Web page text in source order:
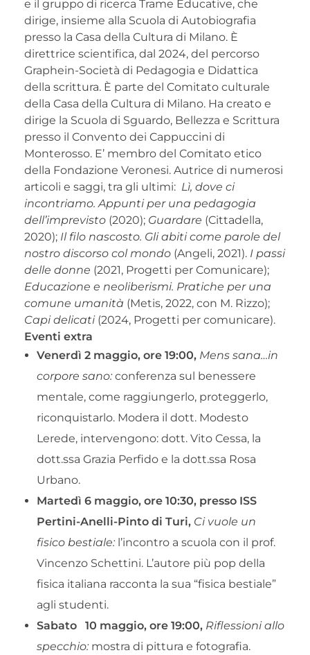
e il gruppo di ricerca Trame Educative, che
dirige, insieme alla Scuola di Autobiografia
presso la Casa della Cultura di Milano. È
direttrice scientifica, dal 2024, del percorso
Graphein-Società di Pedagogia e Didattica
della scrittura. È parte del Comitato culturale
della Casa della Cultura di Milano. Ha creato e
dirige la Scuola di Sguardo, Bellezza e Scrittura
presso il Convento dei Cappuccini di
Monterosso. E’ membro del Comitato etico
della Fondazione Veronesi. Autrice di numerosi
articoli e saggi, tra gli ultimi: Lì, dove ci
incontriamo. Appunti per una pedagogia
dell’imprevisto (2020); Guardare (Cittadella,
2020); Il filo nascosto. Gli abiti come parole del
nostro discorso col mondo (Angeli, 2021). I passi
delle donne (2021, Progetti per Comunicare);
Educazione e neoliberismi. Pratiche per una
comune umanità (Metis, 2022, con M. Rizzo);
Capi delicati(2024, Progetti per comunicare).
Eventi extra
Venerdì 2 maggio, ore 19:00, Mens sana…in
corpore sano: conferenza sul benessere
mentale, come raggiungerlo, proteggerlo,
riconquistarlo. Modera il dott. Modesto
Lerede, intervengono: dott. Vito Cessa, la
dott.ssa Grazia Perfido e la dott.ssa Rosa
Urbano.
Martedì 6 maggio, ore 10:30, presso ISS
Pertini-Anelli-Pinto di Turi, Ci vuole un
fisico bestiale: l’incontro a scuola con il prof.
Vincenzo Schettini. L’autore più pop della
fisica italiana racconta la sua “fisica bestiale”
agli studenti.
Sabato 10 maggio, ore 19:00, Riflessioni allo
specchio:mostra di pittura e fotografia.